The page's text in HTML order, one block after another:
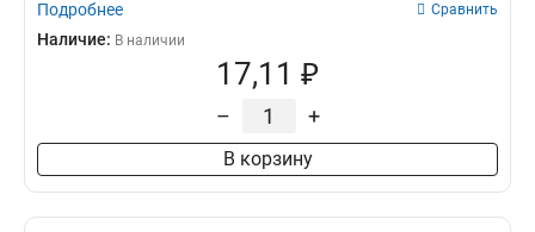
Подробнее Сравнить
Наличие: В наличии
17,11 ₽
– +
В корзину